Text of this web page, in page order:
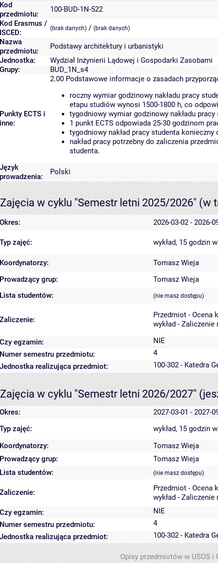
Kod
przedmiotu:
100-BUD-1N-522
Kod Erasmus /
ISCED:
(brak danych) / (brak danych)
Nazwa
przedmiotu:
Podstawy architektury i urbanistyki
Jednostka:
Wydział Inżynierii Lądowej i Gospodarki Zasobami
Grupy:
BUD_1N_s4
Punkty ECTS i
inne:
2.00 Podstawowe informacje o zasadach
roczny wymiar godzinowy nakładu pracy
etapu studiów wynosi 1500-1800 h, co
tygodniowy wymiar godzinowy nakładu
1 punkt ECTS odpowiada 25-30 godzinom
tygodniowy nakład pracy studenta
nakład pracy potrzebny do zaliczenia
studenta.
Język
prowadzenia:
Polski
Zajęcia w cyklu "Semestr letni 2025/2026" (w
Okres: 2026-03-02 - 2026-
Typ zajęć: wykład, 15 godzin
Koordynatorzy:
Tomasz Wieja
Prowadzący grup:
Tomasz Wieja
Lista studentów:
(nie masz dostępu)
Zaliczenie:
Przedmiot - Ocena
wykład - Zaliczenie
Czy egzamin:
NIE
Numer semestru przedmiotu:
4
Jednostka realizująca przedmiot:
100-302 - Katedra
Zajęcia w cyklu "Semestr letni 2026/2027"
Okres:
2027-03-01 - 2027-
Typ zajęć:
wykład, 15 godzin
Koordynatorzy:
Tomasz Wieja
Prowadzący grup:
Tomasz Wieja
Lista studentów:
(nie masz dostępu)
Zaliczenie:
Przedmiot - Ocena
wykład - Zaliczenie
Czy egzamin:
NIE
Numer semestru przedmiotu:
4
Jednostka realizująca przedmiot:
100-302 - Katedra
Opisy przedmiotów w USOS